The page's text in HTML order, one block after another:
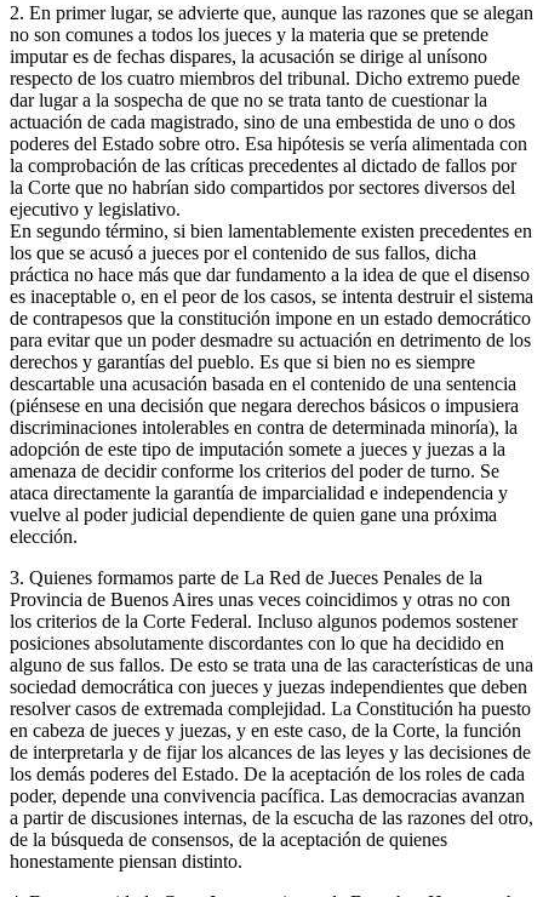
2. En primer lugar, se advierte que, aunque las razones que se alegan
no son comunes a todos los jueces y la materia que se pretende
imputar es de fechas dispares, la acusación se dirige al unísono
respecto de los cuatro miembros del tribunal. Dicho extremo puede
dar lugar a la sospecha de que no se trata tanto de cuestionar la
actuación de cada magistrado, sino de una embestida de uno o dos
poderes del Estado sobre otro. Esa hipótesis se vería alimentada con
la comprobación de las críticas precedentes al dictado de fallos por
la Corte que no habrían sido compartidos por sectores diversos del
ejecutivo y legislativo.
En segundo término, si bien lamentablemente existen precedentes en
los que se acusó a jueces por el contenido de sus fallos, dicha
práctica no hace más que dar fundamento a la idea de que el disenso
es inaceptable o, en el peor de los casos, se intenta destruir el sistema
de contrapesos que la constitución impone en un estado democrático
para evitar que un poder desmadre su actuación en detrimento de los
derechos y garantías del pueblo. Es que si bien no es siempre
descartable una acusación basada en el contenido de una sentencia
(piénsese en una decisión que negara derechos básicos o impusiera
discriminaciones intolerables en contra de determinada minoría), la
adopción de este tipo de imputación somete a jueces y juezas a la
amenaza de decidir conforme los criterios del poder de turno. Se
ataca directamente la garantía de imparcialidad e independencia y
vuelve al poder judicial dependiente de quien gane una próxima
elección.
3. Quienes formamos parte de La Red de Jueces Penales de la
Provincia de Buenos Aires unas veces coincidimos y otras no con
los criterios de la Corte Federal. Incluso algunos podemos sostener
posiciones absolutamente discordantes con lo que ha decidido en
alguno de sus fallos. De esto se trata una de las características de una
sociedad democrática con jueces y juezas independientes que deben
resolver casos de extremada complejidad. La Constitución ha puesto
en cabeza de jueces y juezas, y en este caso, de la Corte, la función
de interpretarla y de fijar los alcances de las leyes y las decisiones de
los demás poderes del Estado. De la aceptación de los roles de cada
poder, depende una convivencia pacífica. Las democracias avanzan
a partir de discusiones internas, de la escucha de las razones del otro,
de la búsqueda de consensos, de la aceptación de quienes
honestamente piensan distinto.